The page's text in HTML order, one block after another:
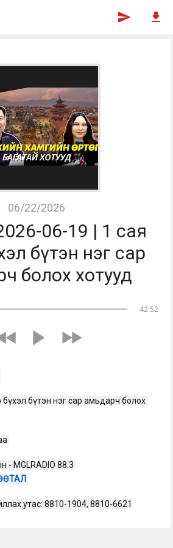
06/22/2026
2026-06-19 | 1 сая
бүтэн нэг сар
болох хотууд
42:52
бүхэл бүтэн нэг сар амьдарч болох
утас: 8810-1904, 8810-6621